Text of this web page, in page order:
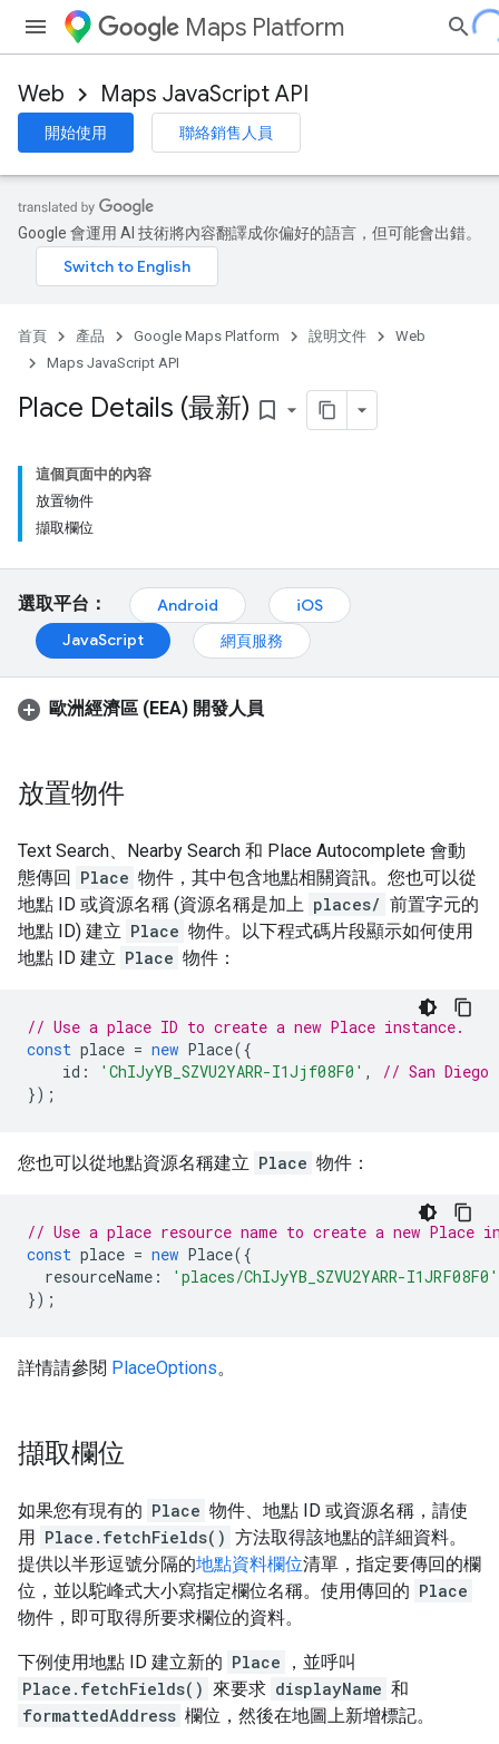
Maps Platform
Web Maps JavaScript API
開始使用 聯絡銷售人員
Google 會運用 AI 技術將內容翻譯成你偏好的語言，但可能會出錯。
首頁 產品 Google Maps Platform 說明文件
Web
Maps JavaScript API
Place Details (最新) bookmark_border
這個頁面中的內容
放置物件
擷取欄位
選取平台： Android
iOS
JavaScript
網頁服務
歐洲經濟區 (EEA) 開發人員
放置物件
Text Search、Nearby Search 和 Place Autocomplete 會動
態傳回 Place 物件，其中包含地點相關資訊。您也可以從
地點 ID 或資源名稱 (資源名稱是加上 places/ 前置字元的
地點 ID) 建立 Place 物件。以下程式碼片段顯示如何使用
地點 ID 建立 Place 物件：
// Use a place ID to create a new Place instance.
const place = new Place({
id : 'ChIJyYB_SZVU2YARR-I1Jjf08F0' ,
// San Diego
});
您也可以從地點資源名稱建立 Place 物件：
// Use a place resource name to create a new Place
const place = new Place({
resourceName :
'places/ChIJyYB_SZVU2YARR-I1JRF08F0'
});
詳情請參閱 PlaceOptions。
擷取欄位
如果您有現有的 Place 物件、地點 ID 或資源名稱，請使
用 Place.fetchFields() 方法取得該地點的詳細資料。
提供以半形逗號分隔的地點資料欄位清單，指定要傳回的欄
位，並以駝峰式大小寫指定欄位名稱。使用傳回的 Place
物件，即可取得所要求欄位的資料。
下例使用地點 ID 建立新的 Place
，並呼叫
Place.fetchFields() 來要求 displayName 和
formattedAddress 欄位，然後在地圖上新增標記。